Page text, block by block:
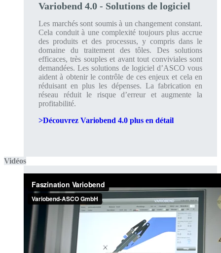
Variobend 4.0 - Solutions de logiciel
Les marchés sont soumis à un changement constant.
Cela conduit à une complexité toujours plus accrue
des produits et des processus, y compris dans le
domaine du traitement des tôles. Des solutions
efficaces, très souples et avant tout conviviales sont
demandées. Les solutions de logiciel d’ASCO vous
aident à obtenir le contrôle de ces enjeux et cela en
réduisant en plus les dépenses. La fabrication en
réseau réduit le risque d’erreur et augmente la
profitabilité.
>Découvrez Variobend 4.0 plus en détail
Vidéos